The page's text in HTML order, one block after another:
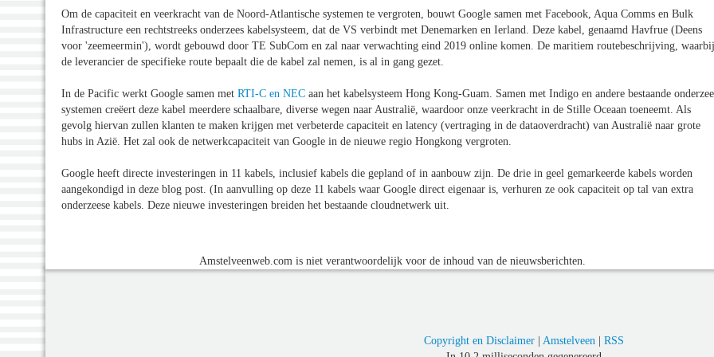
Om de capaciteit en veerkracht van de Noord-Atlantische systemen te vergroten, bouwt Google samen met Facebook, Aqua Comms en Bulk
Infrastructure een rechtstreeks onderzees kabelsysteem, dat de VS verbindt met Denemarken en Ierland. Deze kabel, genaamd Havfrue (Deens
voor 'zeemeermin'), wordt gebouwd door TE SubCom en zal naar verwachting eind 2019 online komen. De maritiem routebeschrijving, waarbij
de leverancier de specifieke route bepaalt die de kabel zal nemen, is al in gang gezet.
In de Pacific werkt Google samen met RTI-C en NEC aan het kabelsysteem Hong Kong-Guam. Samen met Indigo en andere bestaande
systemen creëert deze kabel meerdere schaalbare, diverse wegen naar Australië, waardoor onze veerkracht in de Stille Oceaan toeneemt. Als
gevolg hiervan zullen klanten te maken krijgen met verbeterde capaciteit en latency (vertraging in de dataoverdracht) van Australië naar grote
hubs in Azië. Het zal ook de netwerkcapaciteit van Google in de nieuwe regio Hongkong vergroten.
Google heeft directe investeringen in 11 kabels, inclusief kabels die gepland of in aanbouw zijn. De drie in geel gemarkeerde kabels worden
aangekondigd in deze blog post. (In aanvulling op deze 11 kabels waar Google direct eigenaar is, verhuren ze ook capaciteit op tal van extra
onderzeese kabels. Deze nieuwe investeringen breiden het bestaande cloudnetwerk uit.
Amstelveenweb.com is niet verantwoordelijk voor de inhoud van de nieuwsberichten.
Copyright en Disclaimer| Amstelveen| RSS